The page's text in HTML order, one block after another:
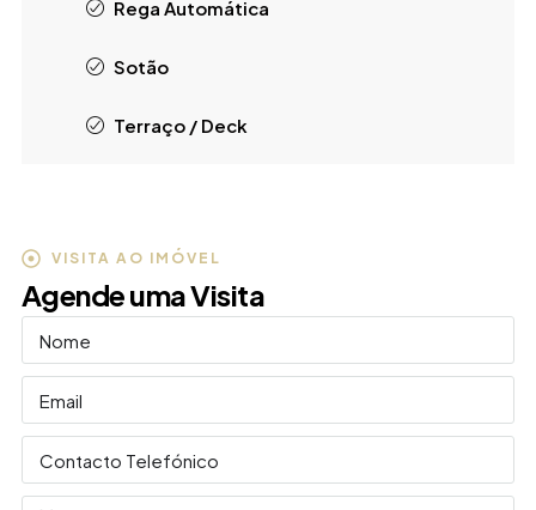
Rega Automática
Sotão
Terraço / Deck
VISITA AO IMÓVEL
Agende uma Visita